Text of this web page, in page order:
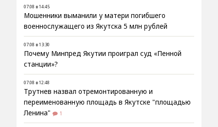
07.08 в 14:45
Мошенники выманили у матери погибшего
военнослужащего из Якутска 5 млн рублей
07.08 в 13:30
Почему Минпред Якутии проиграл суд «Пенной
станции»?
07.08 в 12:48
Трутнев назвал отремонтированную и
переименованную площадь в Якутске "площадью
Ленина"
1